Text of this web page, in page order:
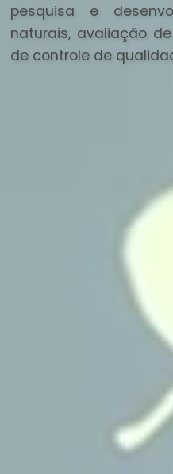
pesquisa e
naturais, avaliação
de controle de